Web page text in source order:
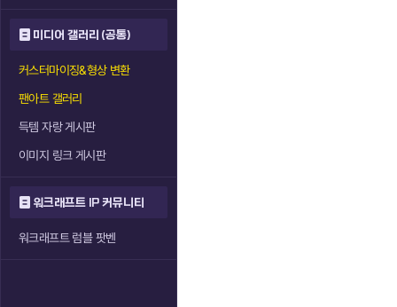
미디어 갤러리 (공통)
커스터마이징&형상 변환
팬아트 갤러리
득템 자랑 게시판
이미지 링크 게시판
워크래프트 IP 커뮤니티
워크래프트 럼블 팟벤